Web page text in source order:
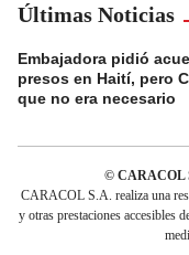
Últimas Noticias
Embajadora pidió
presos en Haití, pero
que no era necesario
© CARACOL
CARACOL S.A. realiza una
y otras prestaciones accesibles